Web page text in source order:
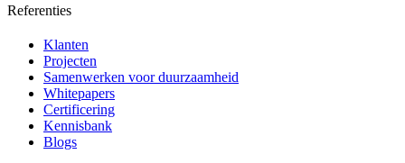
Referenties
Klanten
Projecten
Samenwerken voor duurzaamheid
Whitepapers
Certificering
Kennisbank
Blogs